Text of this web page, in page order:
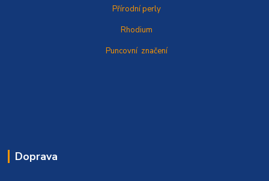
Přírodní perly
Rhodium
Puncovní značení
Doprava